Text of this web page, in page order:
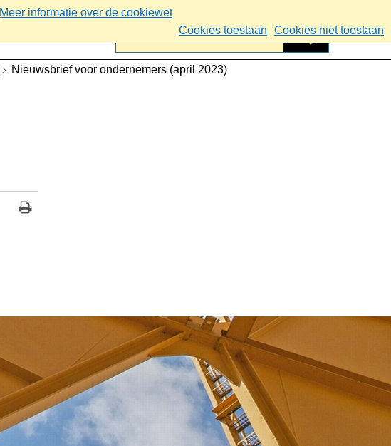
Meer informatie over de cookiewet
Cookies toestaan
Cookies niet toestaan
Nieuwsbrief voor ondernemers (april 2023)